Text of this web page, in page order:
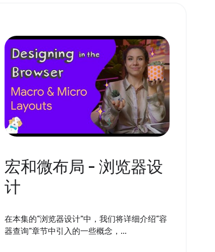
宏和微布局 - 浏览器设
计
在本集的“浏览器设计”中，我们将详细介绍“容
器查询”章节中引入的一些概念，...